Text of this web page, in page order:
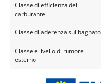
Classe di efficienza del
carburante
Classe di aderenza sul bagnato
Classe e livello di rumore
esterno